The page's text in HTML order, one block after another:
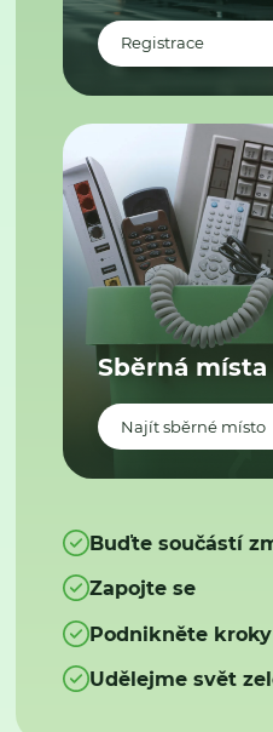
Registrace
Sběrná místa
Najít sběrné místo
Buďte součástí
Zapojte se
Podnikněte
Udělejme svět